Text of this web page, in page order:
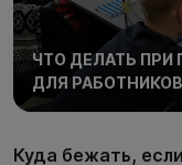
ЧТО ДЕЛАТЬ ПРИ
ДЛЯ РАБОТНИКОВ
Куда бежать,